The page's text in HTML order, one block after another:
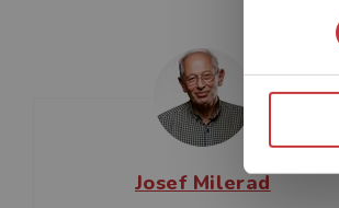
Josef Milerad